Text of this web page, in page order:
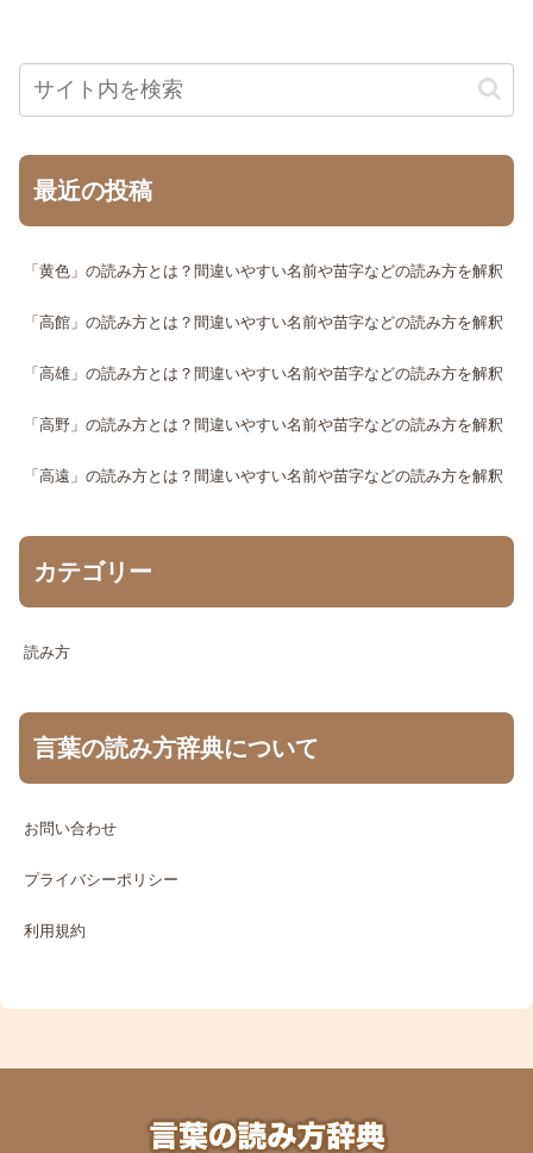
最近の投稿
「黄色」の読み方とは？間違いやすい名前や苗字などの読み方を解釈
「高館」の読み方とは？間違いやすい名前や苗字などの読み方を解釈
「高雄」の読み方とは？間違いやすい名前や苗字などの読み方を解釈
「高野」の読み方とは？間違いやすい名前や苗字などの読み方を解釈
「高遠」の読み方とは？間違いやすい名前や苗字などの読み方を解釈
カテゴリー
読み方
言葉の読み方辞典について
お問い合わせ
プライバシーポリシー
利用規約